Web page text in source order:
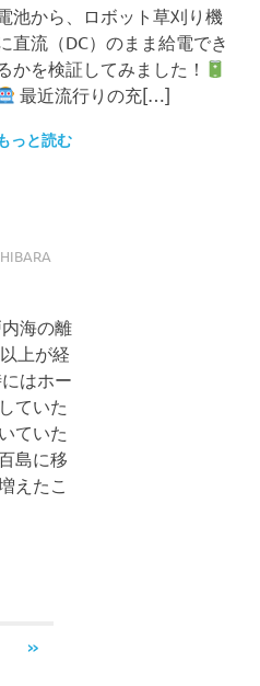
池から、ロボット草刈り機
直流（DC）のまま給電でき
かを検証してみました！
最近流行りの充[…]
っと読む
海の離
上が経
はホー
ていた
ていた
島に移
えたこ
次
»